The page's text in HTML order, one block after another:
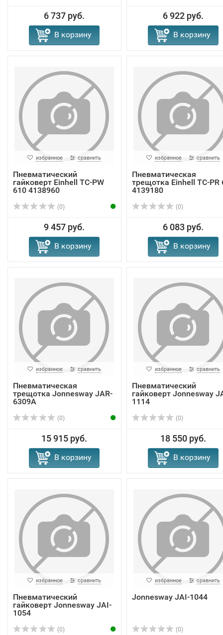
6 737 руб.
В корзину
6 922 руб.
В корзину
избранное сравнить
Пневматический
гайковерт Einhell TC-PW
610 4138960
(0)
9 457 руб.
В корзину
избранное сравнить
Пневматическая
трещотка Einhell TC-PR
4139180
(0)
6 083 руб.
В корзину
избранное сравнить
Пневматическая
трещотка Jonnesway JAR-
6309A
(0)
15 915 руб.
В корзину
избранное сравнить
Пневматический
гайковерт Jonnesway
1114
(0)
18 550 руб.
В корзину
избранное сравнить
Пневматический
гайковерт Jonnesway JAI-
1054
(0)
избранное сравнить
Jonnesway JAI-1044
(0)